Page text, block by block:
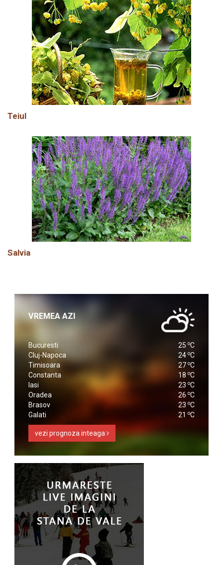
Teiul
Salvia
VREMEA AZI
Bucuresti 25 oC
Cluj-Napoca
24 oC
Timisoara
27 oC
Constanta
18 oC
Iasi
23 oC
Oradea
26 oC
Brasov
23 oC
Galati
21 oC
vezi prognoza inteaga